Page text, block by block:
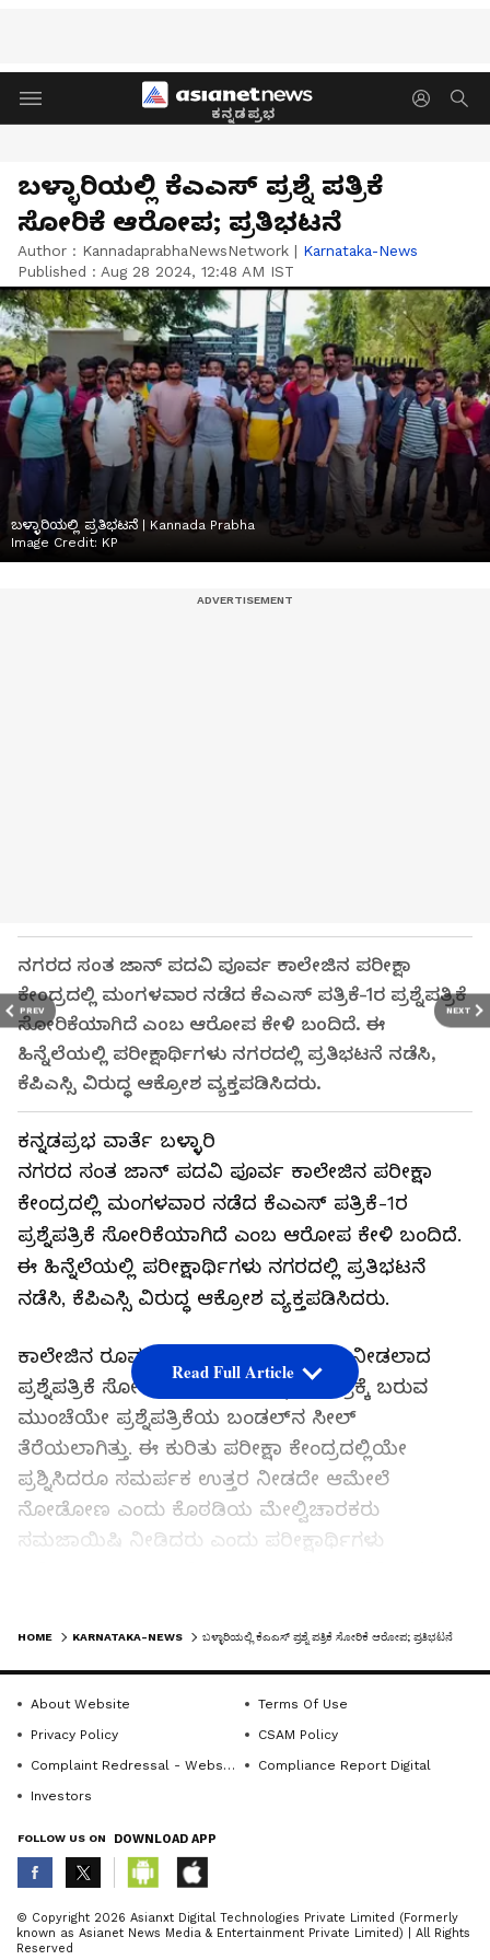
ಕನ್ನಡಪ್ರಭ
PREV NEXT
ಬಳ್ಳಾರಿಯಲ್ಲಿ ಕೆಎಎಸ್ ಪ್ರಶ್ನೆ ಪತ್ರಿಕೆ
ಸೋರಿಕೆ ಆರೋಪ; ಪ್ರತಿಭಟನೆ
Author : KannadaprabhaNewsNetwork | Karnataka-News
Published : Aug 28 2024, 12:48 AM IST
ಬಳ್ಳಾರಿಯಲ್ಲಿ ಪ್ರತಿಭಟನೆ | Kannada Prabha
Image Credit: KP
ನಗರದ ಸಂತ ಜಾನ್ ಪದವಿ ಪೂರ್ವ ಕಾಲೇಜಿನ ಪರೀಕ್ಷಾ
ಕೇಂದ್ರದಲ್ಲಿ ಮಂಗಳವಾರ ನಡೆದ ಕೆಎಎಸ್ ಪತ್ರಿಕೆ-1ರ ಪ್ರಶ್ನೆಪತ್ರಿಕೆ
ಸೋರಿಕೆಯಾಗಿದೆ ಎಂಬ ಆರೋಪ ಕೇಳಿ ಬಂದಿದೆ. ಈ
ಹಿನ್ನೆಲೆಯಲ್ಲಿ ಪರೀಕ್ಷಾರ್ಥಿಗಳು ನಗರದಲ್ಲಿ ಪ್ರತಿಭಟನೆ ನಡೆಸಿ,
ಕೆಪಿಎಸ್ಸಿ ವಿರುದ್ಧ ಆಕ್ರೋಶ ವ್ಯಕ್ತಪಡಿಸಿದರು.
ಕನ್ನಡಪ್ರಭ ವಾರ್ತೆ ಬಳ್ಳಾರಿ
ನಗರದ ಸಂತ ಜಾನ್ ಪದವಿ ಪೂರ್ವ ಕಾಲೇಜಿನ ಪರೀಕ್ಷಾ
ಕೇಂದ್ರದಲ್ಲಿ ಮಂಗಳವಾರ ನಡೆದ ಕೆಎಎಸ್ ಪತ್ರಿಕೆ-1ರ
ಪ್ರಶ್ನೆಪತ್ರಿಕೆ ಸೋರಿಕೆಯಾಗಿದೆ ಎಂಬ ಆರೋಪ ಕೇಳಿ ಬಂದಿದೆ.
ಈ ಹಿನ್ನೆಲೆಯಲ್ಲಿ ಪರೀಕ್ಷಾರ್ಥಿಗಳು ನಗರದಲ್ಲಿ ಪ್ರತಿಭಟನೆ
ನಡೆಸಿ, ಕೆಪಿಎಸ್ಸಿ ವಿರುದ್ಧ ಆಕ್ರೋಶ ವ್ಯಕ್ತಪಡಿಸಿದರು.
ಕಾಲೇಜಿನ ರೂಮ್‌ ಸಂಖ್ಯೆ 18 ಮತ್ತು 19ರಲ್ಲಿ ನೀಡಲಾದ
ಪ್ರಶ್ನೆಪತ್ರಿಕೆ ಸೋರಿಕೆಯಾಗಿದೆ. ಪರೀಕ್ಷಾ ಕೇಂದ್ರಕ್ಕೆ ಬರುವ
ಮುಂಚೆಯೇ ಪ್ರಶ್ನೆಪತ್ರಿಕೆಯ ಬಂಡಲ್‌ನ ಸೀಲ್
ತೆರೆಯಲಾಗಿತ್ತು. ಈ ಕುರಿತು ಪರೀಕ್ಷಾ ಕೇಂದ್ರದಲ್ಲಿಯೇ
ಪ್ರಶ್ನಿಸಿದರೂ ಸಮರ್ಪಕ ಉತ್ತರ ನೀಡದೇ ಆಮೇಲೆ
ನೋಡೋಣ ಎಂದು ಕೊಠಡಿಯ ಮೇಲ್ವಿಚಾರಕರು
ಸಮಜಾಯಿಷಿ ನೀಡಿದರು ಎಂದು ಪರೀಕ್ಷಾರ್ಥಿಗಳು
ಮಾಡಲಾಗುತ್ತದೆ. ಆರೋಪ ಮಾಡಿರುವ ಪರೀಕ್ಷಾರ್ಥಿಗಳಿಗೆ
ವಿಡಿಯೋ ಚಿತ್ರೀಕರಣ ತೋರಿಸಿ ಮನವರಿಕೆ
ಮಾಡಿಕೊಡಲಾಗಿದೆ ಎಂದು ತಿಳಿಸಿದರು.
Read Full Article
ABOUT THE AUTHOR
K KannadaprabhaNewsNetwork
HOME KARNATAKA-NEWS ಬಳ್ಳಾರಿಯಲ್ಲಿ ಕೆಎಎಸ್ ಪ್ರಶ್ನೆ ಪತ್ರಿಕೆ ಸೋರಿಕೆ ಆರೋಪ; ಪ್ರತಿಭಟನೆ
About Website
Terms Of Use
Privacy Policy
CSAM Policy
Complaint Redressal - Website
Compliance Report Digital
Investors
FOLLOW US ON DOWNLOAD APP
© Copyright 2026 Asianxt Digital Technologies Private Limited (Formerly
known as Asianet News Media & Entertainment Private Limited) | All Rights
Reserved